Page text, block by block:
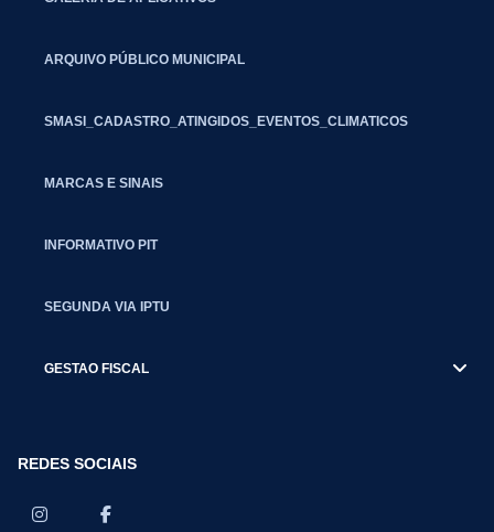
ARQUIVO PÚBLICO MUNICIPAL
SMASI_CADASTRO_ATINGIDOS_EVENTOS_CLIMATICOS
MARCAS E SINAIS
INFORMATIVO PIT
SEGUNDA VIA IPTU
GESTAO FISCAL
REDES SOCIAIS